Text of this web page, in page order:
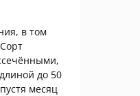
в том
до 50
месяц